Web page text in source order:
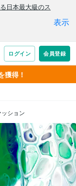
獲得！
ション